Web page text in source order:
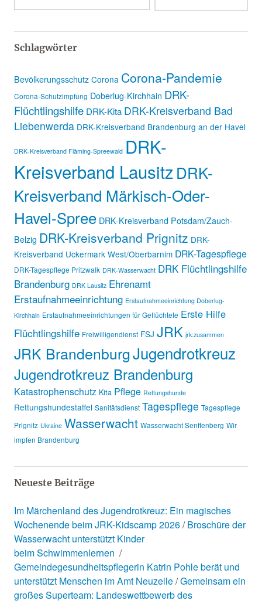
Schlagwörter
Bevölkerungsschutz Corona Corona-Pandemie
Corona-Schutzimpfung Doberlug-Kirchhain DRK-
Flüchtlingshilfe DRK-Kita DRK-Kreisverband Bad
Liebenwerda DRK-Kreisverband Brandenburg an der Havel
DRK-Kreisverband Fläming-Spreewald DRK-
Kreisverband LausitzDRK-
Kreisverband Märkisch-Oder-
Havel-Spree DRK-Kreisverband Potsdam/Zauch-
Belzig DRK-Kreisverband Prignitz DRK-
Kreisverband Uckermark West/Oberbarnim DRK-Tagespflege
DRK-Tagespflege Pritzwalk DRK-Wasserwacht DRK Flüchtlingshilfe
Brandenburg DRK Lausitz Ehrenamt
Erstaufnahmeeinrichtung Erstaufnahmeeinrichtung Doberlug-
Kirchhain Erstaufnahmeeinrichtungen für Geflüchtete Erste Hilfe
Flüchtlingshilfe Freiwilligendienst FSJ JRK jrk:zusammen
JRK BrandenburgJugendrotkreuz
Jugendrotkreuz Brandenburg
Katastrophenschutz Kita Pflege Rettungshunde
Rettungshundestaffel Sanitätsdienst Tagespflege Tagespflege
Prignitz Ukraine Wasserwacht Wasserwacht Senftenberg Wir
impfen Brandenburg
Neueste Beiträge
Im Märchenland des Jugendrotkreuz: Ein magisches
Wochenende beim JRK-Kidscamp 2026 Broschüre der
Wasserwacht unterstützt Kinder
beim Schwimmenlernen
Gemeindegesundheitspflegerin Katrin Pohle berät und
unterstützt Menschen im Amt Neuzelle Gemeinsam ein
großes Superteam: Landeswettbewerb des